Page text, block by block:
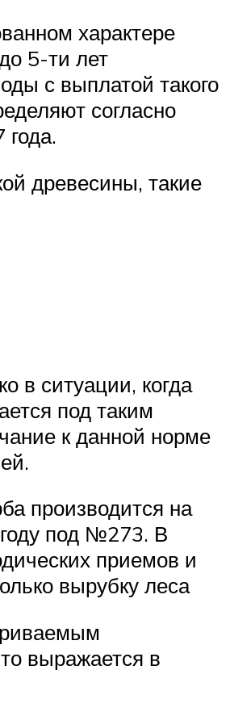
характере
5-ти лет
с выплатой такого
согласно
древесины, такие
в ситуации, когда
под таким
к данной норме
производится на
под №273. В
приемов и
вырубку леса
выражается в